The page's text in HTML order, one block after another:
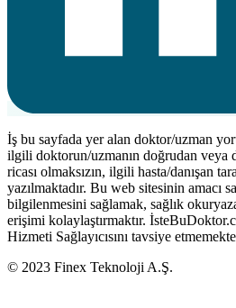
İş bu sayfada yer alan doktor/uzman
ilgili doktorun/uzmanın doğrudan veya
ricası olmaksızın, ilgili hasta/danışan
yazılmaktadır. Bu web sitesinin amacı
bilgilenmesini sağlamak, sağlık
erişimi kolaylaştırmaktır.
Hizmeti Sağlayıcısını tavsiye
© 2023 Finex Teknoloji A.Ş.